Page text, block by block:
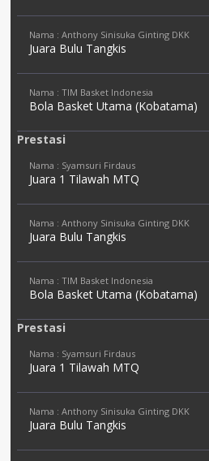
Nama : Anthony Sinisuka Ginting DKK
Juara Bulu Tangkis
Nama : TIM Basket Indonesia
Bola Basket Utama (Kobatama)
Prestasi
Nama : Syamsuri Firdaus
Juara 1 Tilawah MTQ
Nama : Anthony Sinisuka Ginting DKK
Juara Bulu Tangkis
Nama : TIM Basket Indonesia
Bola Basket Utama (Kobatama)
Prestasi
Nama : Syamsuri Firdaus
Juara 1 Tilawah MTQ
Nama : Anthony Sinisuka Ginting DKK
Juara Bulu Tangkis